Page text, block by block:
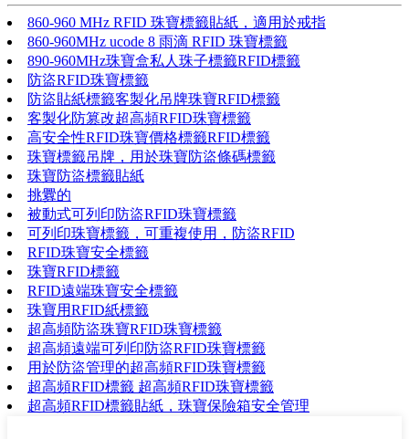
860-960 MHz RFID 珠寶標籤貼紙，適用於戒指
860-960MHz ucode 8 雨滴 RFID 珠寶標籤
890-960MHz珠寶盒私人珠子標籤RFID標籤
防盜RFID珠寶標籤
防盜貼紙標籤客製化吊牌珠寶RFID標籤
客製化防篡改超高頻RFID珠寶標籤
高安全性RFID珠寶價格標籤RFID標籤
珠寶標籤吊牌，用於珠寶防盜條碼標籤
珠寶防盜標籤貼紙
挑釁的
被動式可列印防盜RFID珠寶標籤
可列印珠寶標籤，可重複使用，防盜RFID
RFID珠寶安全​​標籤
珠寶RFID標籤
RFID遠端珠寶安全標籤
珠寶用RFID紙標籤
超高頻防盜珠寶RFID珠寶標籤
超高頻遠端可列印防盜RFID珠寶標籤
用於防盜管理的超高頻RFID珠寶標籤
超高頻RFID標籤 超高頻RFID珠寶標籤
超高頻RFID標籤貼紙，珠寶保險箱安全管理